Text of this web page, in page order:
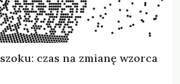
czas na zmianę wzorca